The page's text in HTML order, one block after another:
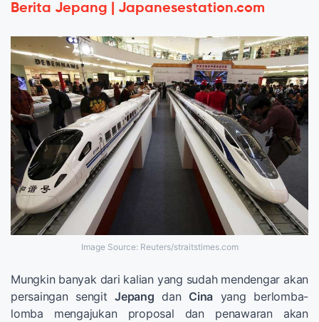
Berita Jepang | Japanesestation.com
Image Source: Reuters/straitstimes.com
Mungkin banyak dari kalian yang sudah mendengar akan
persaingan sengitJepang dan Cina yang berlomba-
lomba mengajukan proposal dan penawaran akan